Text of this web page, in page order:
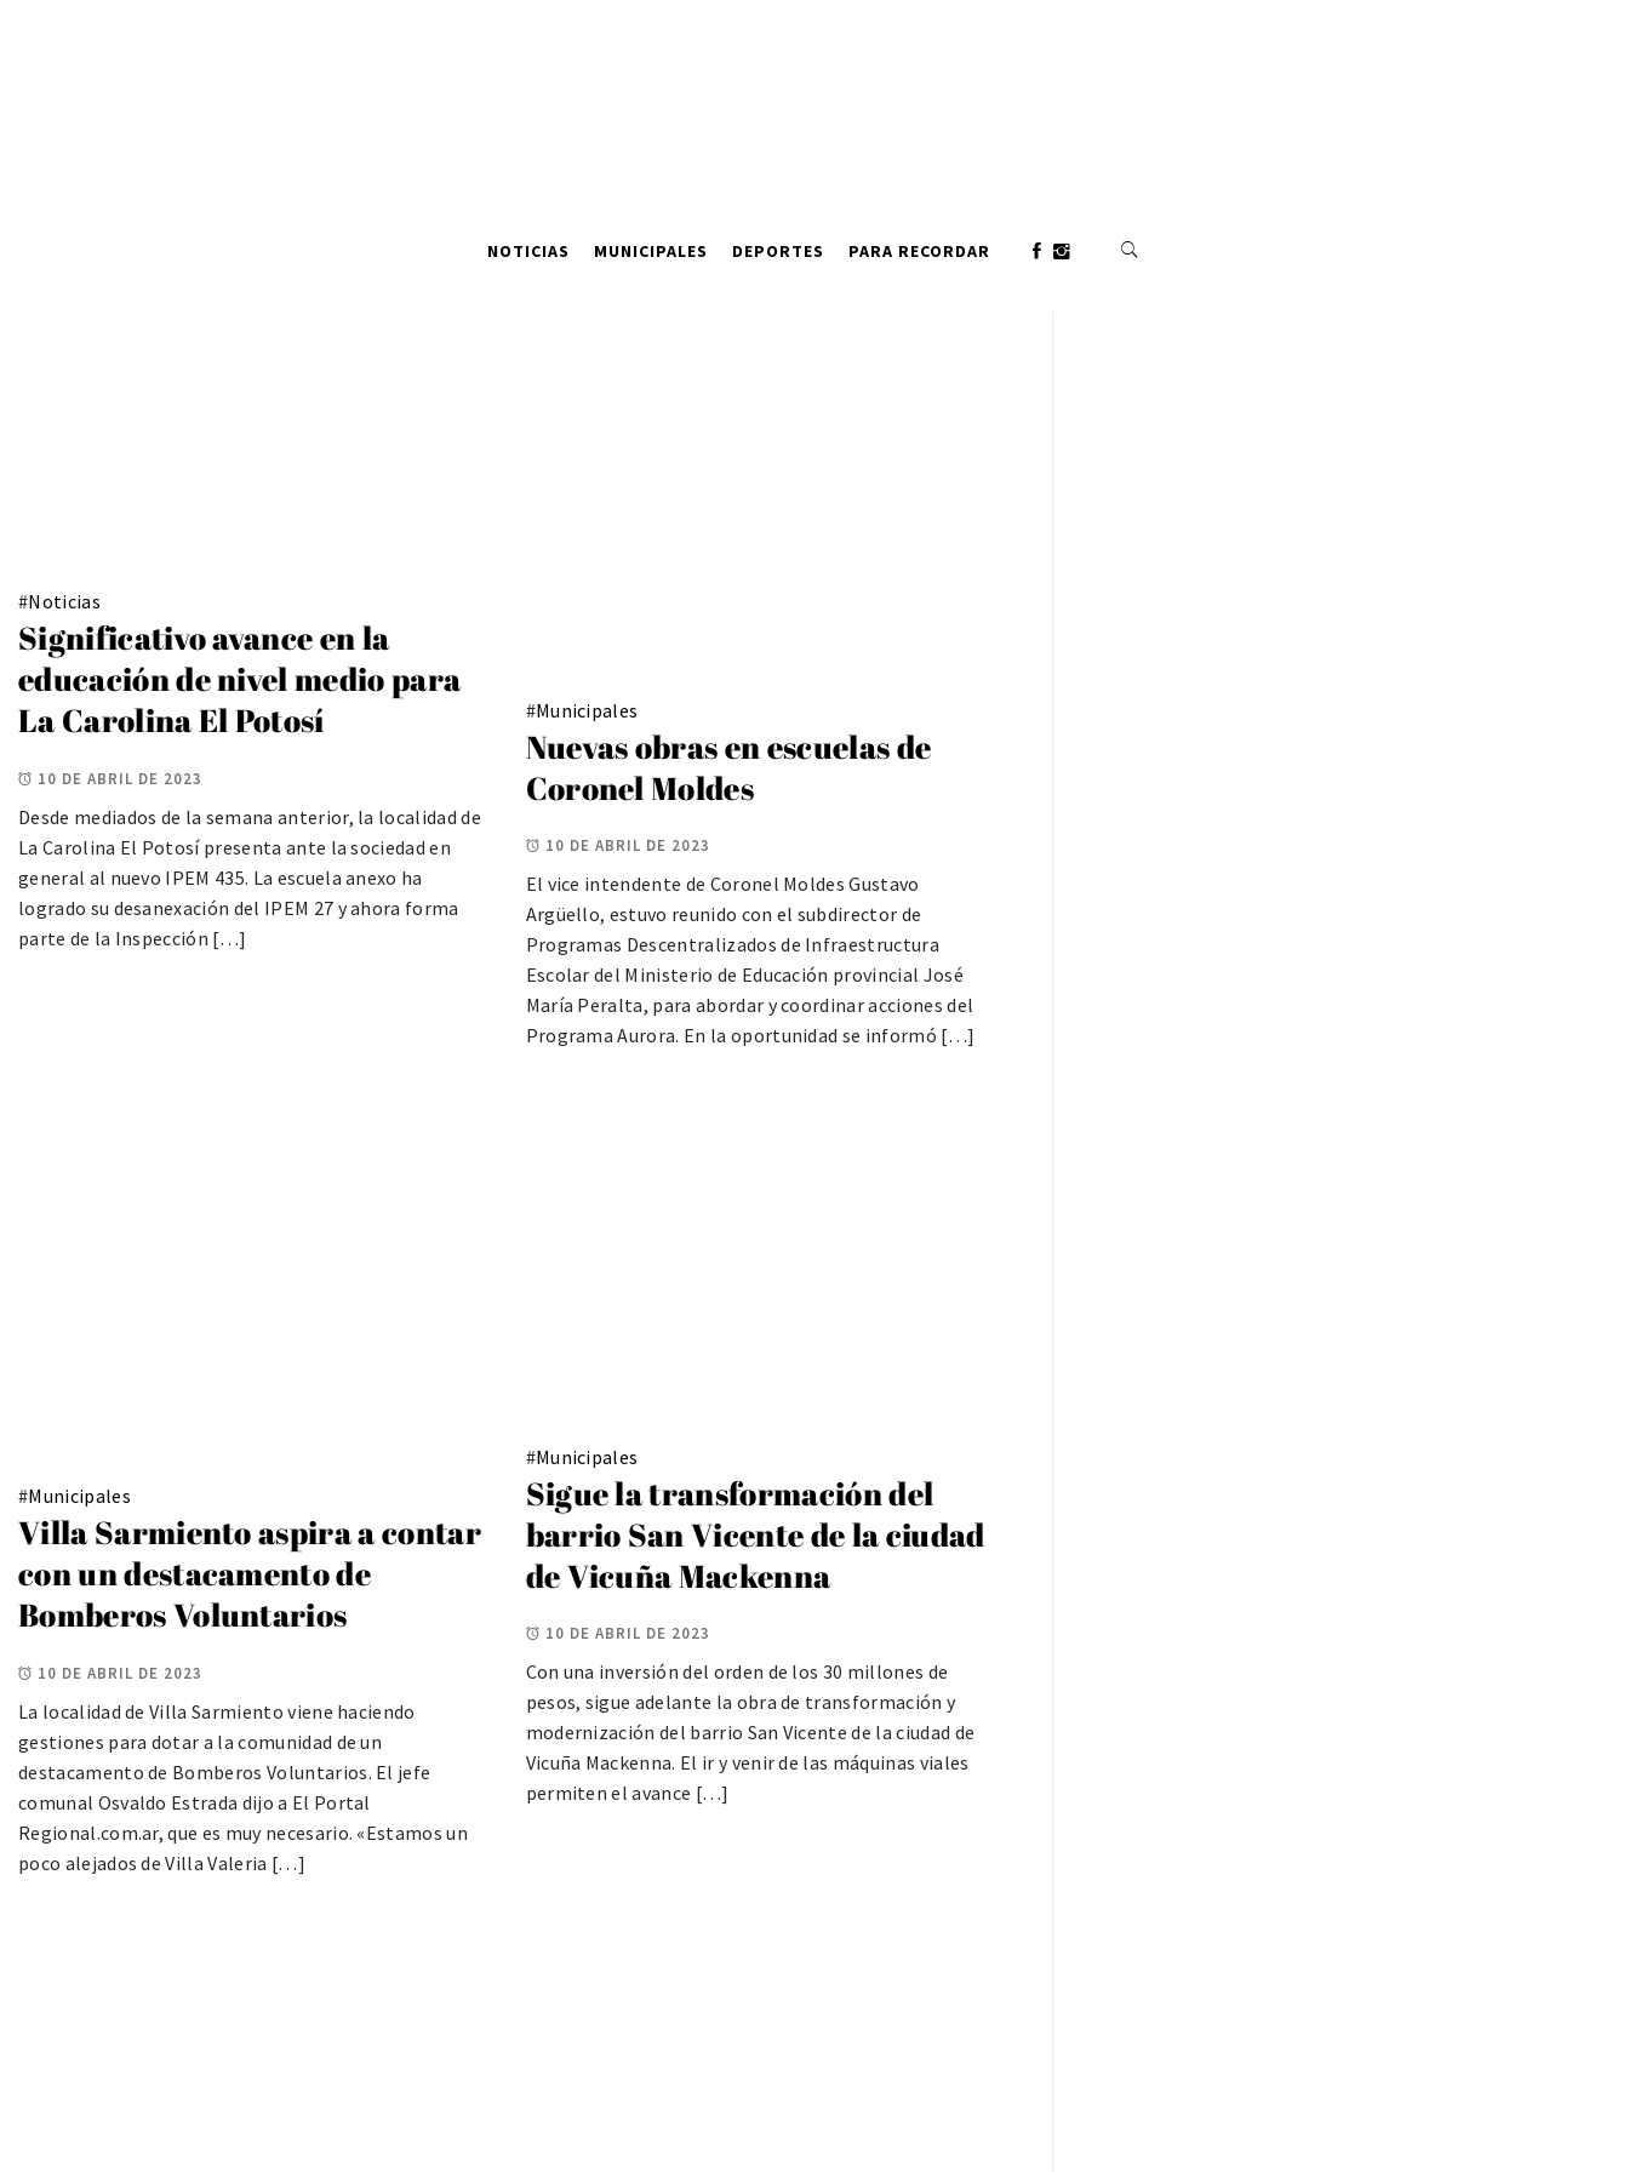
NOTICIAS MUNICIPALES DEPORTES PARA RECORDAR
#Noticias
Significativo avance en la
educación de nivel medio para
La Carolina El Potosí
10 DE ABRIL DE 2023
Desde mediados de la semana anterior, la localidad de
La Carolina El Potosí presenta ante la sociedad en
general al nuevo IPEM 435. La escuela anexo ha
logrado su desanexación del IPEM 27 y ahora forma
parte de la Inspección […]
#Municipales
Nuevas obras en escuelas de
Coronel Moldes
10 DE ABRIL DE 2023
El vice intendente de Coronel Moldes Gustavo
Argüello, estuvo reunido con el subdirector de
Programas Descentralizados de Infraestructura
Escolar del Ministerio de Educación provincial José
María Peralta, para abordar y coordinar acciones del
Programa Aurora. En la oportunidad se informó […]
#Municipales
Villa Sarmiento aspira a contar
con un destacamento de
Bomberos Voluntarios
10 DE ABRIL DE 2023
La localidad de Villa Sarmiento viene haciendo
gestiones para dotar a la comunidad de un
destacamento de Bomberos Voluntarios. El jefe
comunal Osvaldo Estrada dijo a El Portal
Regional.com.ar, que es muy necesario. «Estamos un
poco alejados de Villa Valeria […]
#Municipales
Sigue la transformación del
barrio San Vicente de la ciudad
de Vicuña Mackenna
10 DE ABRIL DE 2023
Con una inversión del orden de los 30 millones de
pesos, sigue adelante la obra de transformación y
modernización del barrio San Vicente de la ciudad de
Vicuña Mackenna. El ir y venir de las máquinas viales
permiten el avance […]